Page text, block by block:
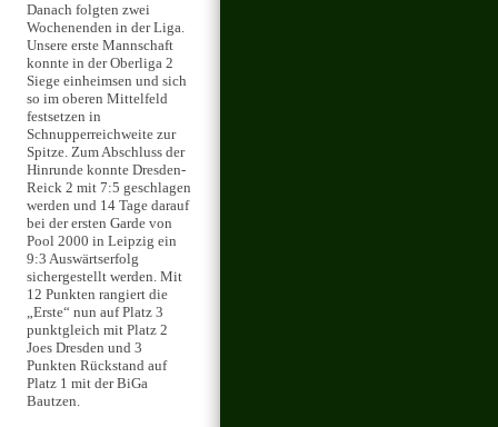
Danach folgten zwei
Wochenenden in der Liga.
Unsere erste Mannschaft
konnte in der Oberliga 2
Siege einheimsen und sich
so im oberen Mittelfeld
festsetzen in
Schnupperreichweite zur
Spitze. Zum Abschluss der
Hinrunde konnte Dresden-
Reick 2 mit 7:5 geschlagen
werden und 14 Tage darauf
bei der ersten Garde von
Pool 2000 in Leipzig ein
9:3 Auswärtserfolg
sichergestellt werden. Mit
12 Punkten rangiert die
„Erste“ nun auf Platz 3
punktgleich mit Platz 2
Joes Dresden und 3
Punkten Rückstand auf
Platz 1 mit der BiGa
Bautzen.